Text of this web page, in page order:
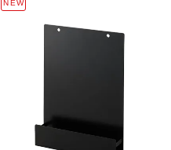
NEW